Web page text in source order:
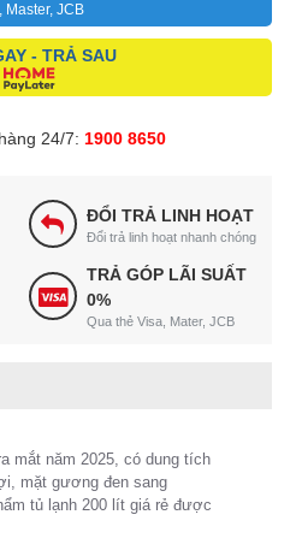
Master, JCB
- TRẢ SAU
24/7: 1900 8650
ĐỔI TRẢ LINH HOẠT
Đổi trả linh hoạt nhanh chóng
TRẢ GÓP LÃI SUẤT
0%
Qua thẻ Visa, Mater, JCB
mắt năm 2025, có dung tích
mặt gương đen sang
tủ lạnh 200 lít giá rẻ được